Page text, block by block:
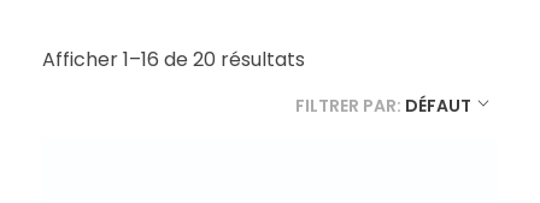
Afficher 1–16 de 20 résultats
FILTRER PAR: DÉFAUT